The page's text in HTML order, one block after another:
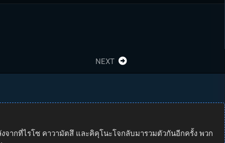
NEXT
ากที่ไรโซ คาวามัตสึ และคิคุโนะโจกลับมารวมตัวกันอีกครั้ง พวก